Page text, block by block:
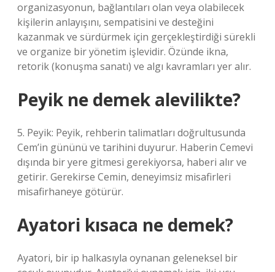
organizasyonun, bağlantıları olan veya olabilecek
kişilerin anlayışını, sempatisini ve desteğini
kazanmak ve sürdürmek için gerçekleştirdiği sürekli
ve organize bir yönetim işlevidir. Özünde ikna,
retorik (konuşma sanatı) ve algı kavramları yer alır.
Peyik ne demek alevilikte?
5. Peyik: Peyik, rehberin talimatları doğrultusunda
Cem’in gününü ve tarihini duyurur. Haberin Cemevi
dışında bir yere gitmesi gerekiyorsa, haberi alır ve
getirir. Gerekirse Cemin, deneyimsiz misafirleri
misafirhaneye götürür.
Ayatori kısaca ne demek?
Ayatori, bir ip halkasıyla oynanan geleneksel bir